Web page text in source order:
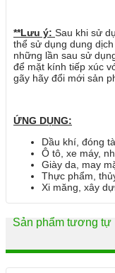
**Lưu ý: Sau khi sử
thể sử dụng dung
những lần sau sử
để mặt kính tiếp xúc
gãy hãy đổi mới sản
ỨNG DỤNG:
Dầu khí, đóng
Ô tô, xe máy,
Giày da, may
Thực phẩm,
Xi măng, xây
Sản phẩm tương tự